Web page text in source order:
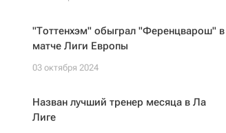
"Тоттенхэм" обыграл "Ференцварош" в
матче Лиги Европы
03 октября 2024
Назван лучший тренер месяца в Ла
Лиге